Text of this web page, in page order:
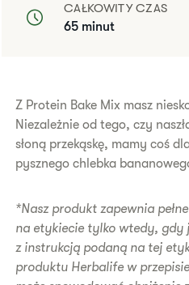
CAŁKOWITY CZAS
65 minut
​​​​​​​​​​Z Protein Bake Mix masz
Niezależnie od tego, czy
słoną przekąskę, mamy coś
pysznego chlebka
*Nasz produkt zapewnia
na etykiecie tylko wtedy, gdy
z instrukcją podaną na tej
produktu Herbalife w